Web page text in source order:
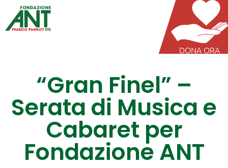
DONA ORA
“Gran Finel” –
Serata di Musica e
Cabaret per
Fondazione ANT